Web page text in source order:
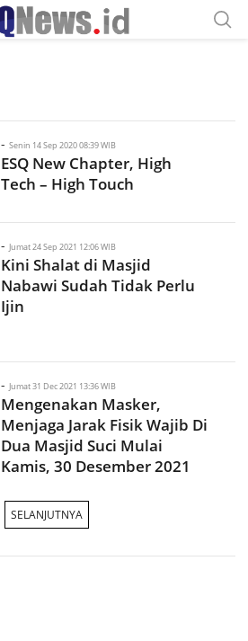
- Senin 14 Sep 2020 08:39 WIB
ESQ New Chapter, High
Tech – High Touch
- Jumat 24 Sep 2021 12:06 WIB
Kini Shalat di Masjid
Nabawi Sudah Tidak Perlu
Ijin
- Jumat 31 Dec 2021 13:36 WIB
Mengenakan Masker,
Menjaga Jarak Fisik Wajib Di
Dua Masjid Suci Mulai
Kamis, 30 Desember 2021
SELANJUTNYA